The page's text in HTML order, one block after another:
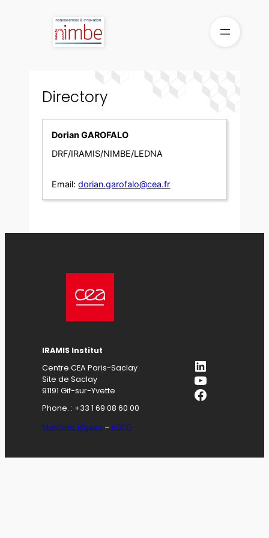
Directory
Dorian GAROFALO
DRF/IRAMIS/NIMBE/LEDNA
Email: dorian.garofalo@cea.fr
IRAMIS Institut
Centre CEA Paris-Saclay
Site de Saclay
91191 Gif-sur-Yvette
Phone. : +33 1 69 08 60 00
Mentions légales – RGPD
LinkedIn
YouTube
Facebook